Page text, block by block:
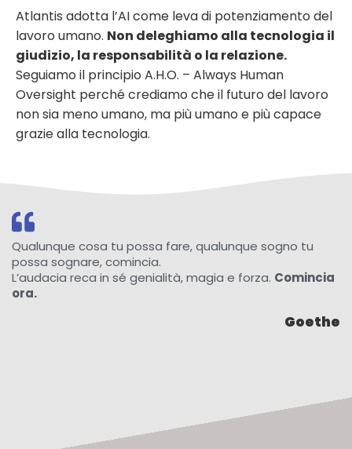
Atlantis adotta l’AI come leva di potenziamento del
lavoro umano. Non deleghiamo alla tecnologia il
giudizio, la responsabilità o la relazione.
Seguiamo il principio A.H.O. – Always Human
Oversight perché crediamo che il futuro del lavoro
non sia meno umano, ma più umano e più capace
grazie alla tecnologia.
Qualunque cosa tu possa fare, qualunque sogno tu
possa sognare, comincia.
L’audacia reca in sé genialità, magia e forza. Comincia
ora.
Goethe